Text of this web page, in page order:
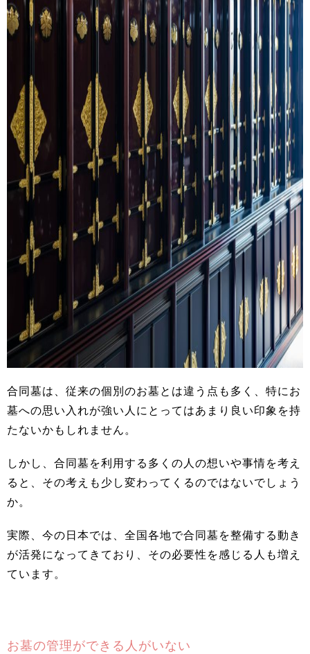
合同墓は、従来の個別のお墓とは違う点も多く、特にお
墓への思い入れが強い人にとってはあまり良い印象を持
たないかもしれません。
しかし、合同墓を利用する多くの人の想いや事情を考え
ると、その考えも少し変わってくるのではないでしょう
か。
実際、今の日本では、全国各地で合同墓を整備する動き
が活発になってきており、その必要性を感じる人も増え
ています。
お墓の管理ができる人がいない